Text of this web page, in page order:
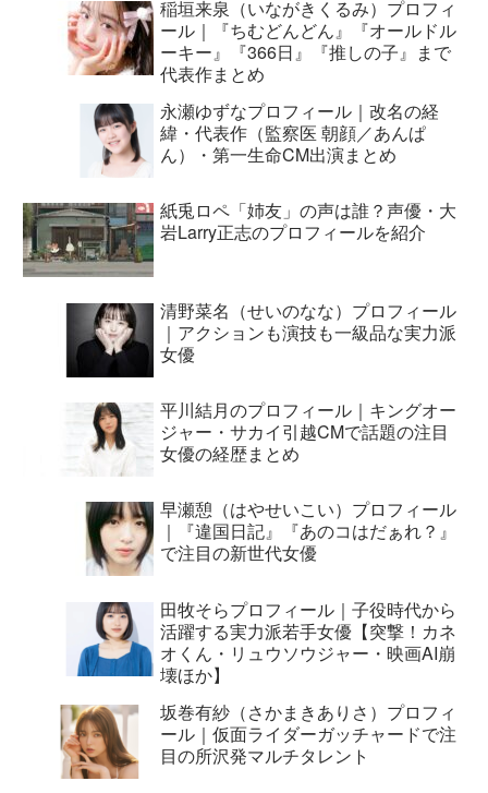
稲垣来泉（いながきくるみ）プロフィ
ール｜『ちむどんどん』『オールドル
ーキー』『366日』『推しの子』まで
代表作まとめ
永瀬ゆずなプロフィール｜改名の経
緯・代表作（監察医 朝顔／あんぱ
ん）・第一生命CM出演まとめ
紙兎ロペ「姉友」の声は誰？声優・大
岩Larry正志のプロフィールを紹介
清野菜名（せいのなな）プロフィール
｜アクションも演技も一級品な実力派
女優
平川結月のプロフィール｜キングオー
ジャー・サカイ引越CMで話題の注目
女優の経歴まとめ
早瀬憩（はやせいこい）プロフィール
｜『違国日記』『あのコはだぁれ？』
で注目の新世代女優
田牧そらプロフィール｜子役時代から
活躍する実力派若手女優【突撃！カネ
オくん・リュウソウジャー・映画AI崩
壊ほか】
坂巻有紗（さかまきありさ）プロフィ
ール｜仮面ライダーガッチャードで注
目の所沢発マルチタレント